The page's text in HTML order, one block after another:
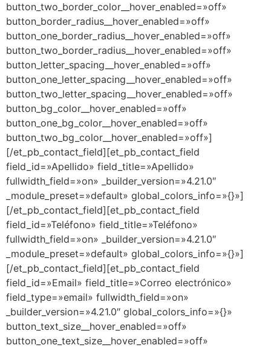
button_two_border_color__hover_enabled=»off»
button_border_radius__hover_enabled=»off»
button_one_border_radius__hover_enabled=»off»
button_two_border_radius__hover_enabled=»off»
button_letter_spacing__hover_enabled=»off»
button_one_letter_spacing__hover_enabled=»off»
button_two_letter_spacing__hover_enabled=»off»
button_bg_color__hover_enabled=»off»
button_one_bg_color__hover_enabled=»off»
button_two_bg_color__hover_enabled=»off»]
[/et_pb_contact_field][et_pb_contact_field
field_id=»Apellido» field_title=»Apellido»
fullwidth_field=»on» _builder_version=»4.21.0″
_module_preset=»default» global_colors_info=»{}»]
[/et_pb_contact_field][et_pb_contact_field
field_id=»Teléfono» field_title=»Teléfono»
fullwidth_field=»on» _builder_version=»4.21.0″
_module_preset=»default» global_colors_info=»{}»]
[/et_pb_contact_field][et_pb_contact_field
field_id=»Email» field_title=»Correo electrónico»
field_type=»email» fullwidth_field=»on»
_builder_version=»4.21.0″ global_colors_info=»{}»
button_text_size__hover_enabled=»off»
button_one_text_size__hover_enabled=»off»